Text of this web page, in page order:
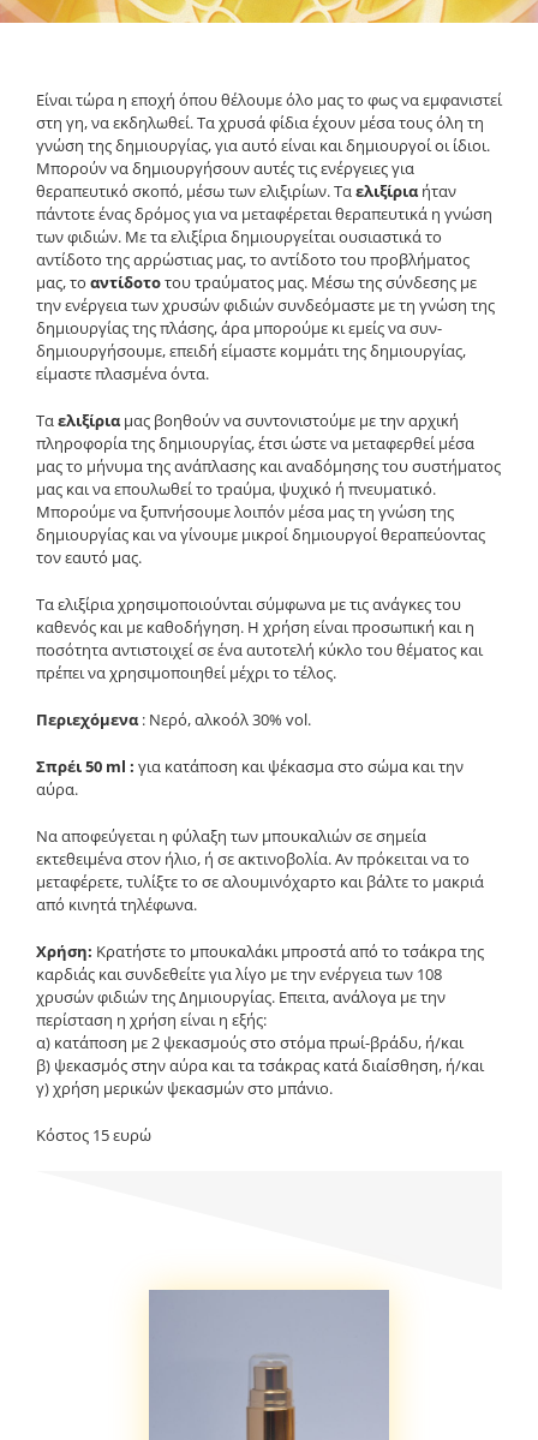
Είναι τώρα η εποχή όπου θέλουμε όλο μας το φως να εμφανιστεί
στη γη, να εκδηλωθεί. Τα χρυσά φίδια έχουν μέσα τους όλη τη
γνώση της δημιουργίας, για αυτό είναι και δημιουργοί οι ίδιοι.
Μπορούν να δημιουργήσουν αυτές τις ενέργειες για
θεραπευτικό σκοπό, μέσω των ελιξιρίων. Ταελιξίρια ήταν
πάντοτε ένας δρόμος για να μεταφέρεται θεραπευτικά η γνώση
των φιδιών. Με τα ελιξίρια δημιουργείται ουσιαστικά το
αντίδοτο της αρρώστιας μας, το αντίδοτο του προβλήματος
μας, το αντίδοτοτου τραύματος μας. Μέσω της σύνδεσης με
την ενέργεια των χρυσών φιδιών συνδεόμαστε με τη γνώση της
δημιουργίας της πλάσης, άρα μπορούμε κι εμείς να συν-
δημιουργήσουμε, επειδή είμαστε κομμάτι της δημιουργίας,
είμαστε πλασμένα όντα.
Ταελιξίρια μας βοηθούν να συντονιστούμε με την αρχική
πληροφορία της δημιουργίας, έτσι ώστε να μεταφερθεί μέσα
μας το μήνυμα της ανάπλασης και αναδόμησης του συστήματος
μας και να επουλωθεί το τραύμα, ψυχικό ή πνευματικό.
Μπορούμε να ξυπνήσουμε λοιπόν μέσα μας τη γνώση της
δημιουργίας και να γίνουμε μικροί δημιουργοί θεραπεύοντας
τον εαυτό μας.
Τα ελιξίρια χρησιμοποιούνται σύμφωνα με τις ανάγκες του
καθενός και με καθοδήγηση. Η χρήση είναι προσωπική και η
ποσότητα αντιστοιχεί σε ένα αυτοτελή κύκλο του θέματος και
πρέπει να χρησιμοποιηθεί μέχρι το τέλος.
Περιεχόμενα : Νερό, αλκοόλ 30% vol.
Σπρέι 50 ml : για κατάποση και ψέκασμα στο σώμα και την
αύρα.
Να αποφεύγεται η φύλαξη των μπουκαλιών σε σημεία
εκτεθειμένα στον ήλιο, ή σε ακτινοβολία. Αν πρόκειται να το
μεταφέρετε, τυλίξτε το σε αλουμινόχαρτο και βάλτε το μακριά
από κινητά τηλέφωνα.
Χρήση: Κρατήστε το μπουκαλάκι μπροστά από το τσάκρα της
καρδιάς και συνδεθείτε για λίγο με την ενέργεια των 108
χρυσών φιδιών της Δημιουργίας. Επειτα, ανάλογα με την
περίσταση η χρήση είναι η εξής:
α) κατάποση με 2 ψεκασμούς στο στόμα πρωί-βράδυ, ή/και
β) ψεκασμός στην αύρα και τα τσάκρας κατά διαίσθηση, ή/και
γ) χρήση μερικών ψεκασμών στο μπάνιο.
Κόστος 15ευρώ